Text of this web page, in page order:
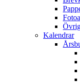
Kalendrar